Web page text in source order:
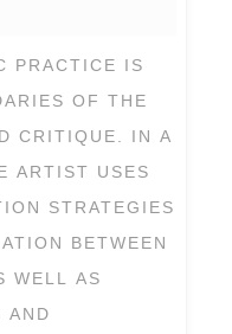
PRACTICE IS
OF THE
CRITIQUE. IN A
ARTIST USES
STRATEGIES
BETWEEN
WELL AS
AND